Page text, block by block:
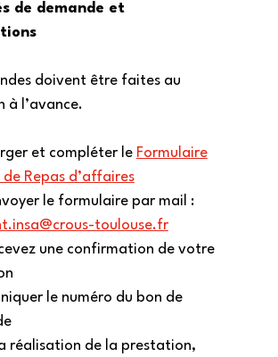
de demande et
doivent être faites au
à l’avance.
et compléter le Formulaire
Repas d’affaires
le formulaire par mail :
toulouse.fr
une confirmation de votre
le numéro du bon de
réalisation de la prestation,